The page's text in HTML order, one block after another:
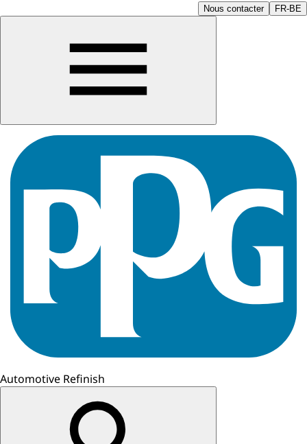
Nous contacter FR-BE
Automotive Refinish